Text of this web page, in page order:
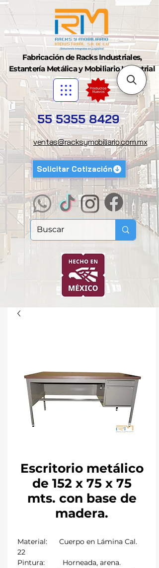
Fabricación de Racks Industriales,
Estantería Metálica y Mobiliario Industrial
55 5355 8429
ventas@racksymobiliario.com.mx
Solicitar Cotización
Escritorio metálico
de 152 x 75 x 75
mts. con base de
madera.
Material: Cuerpo en Lámina Cal.
22
Pintura: Horneada, arena.